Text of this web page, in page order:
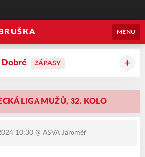
MENU
Dobré ZÁPASY
LIGA MUŽŮ, 32. KOLO
10:30 @ ASVA Jaroměř